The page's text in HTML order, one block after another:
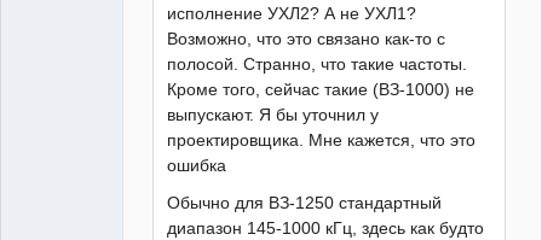
исполнение УХЛ2? А не УХЛ1?
Возможно, что это связано как-то с
полосой. Странно, что такие частоты.
Кроме того, сейчас такие (ВЗ-1000) не
выпускают. Я бы уточнил у
проектировщика. Мне кажется, что это
ошибка
Обычно для ВЗ-1250 стандартный
диапазон 145-1000 кГц, здесь как будто